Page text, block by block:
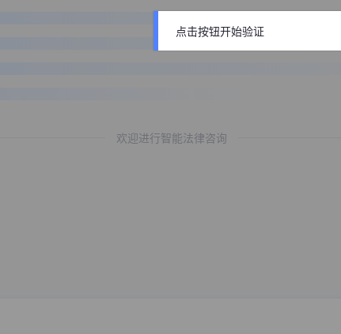
欢迎进行智能法律咨询
点击按钮开始验证